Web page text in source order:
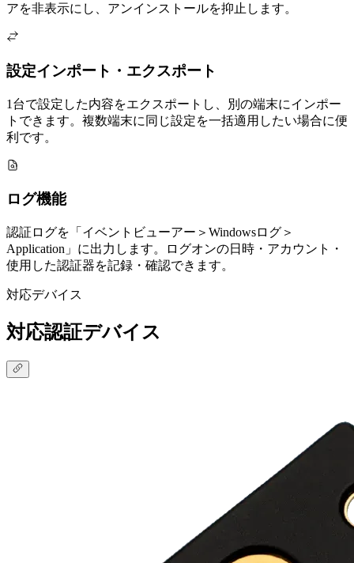
アを非表示にし、アンインストールを抑止します。
設定インポート・エクスポート
1台で設定した内容をエクスポートし、別の端末にインポー
トできます。複数端末に同じ設定を一括適用したい場合に便
利です。
ログ機能
認証ログを「イベントビューアー＞Windowsログ＞
Application」に出力します。ログオンの日時・アカウント・
使用した認証器を記録・確認できます。
対応デバイス
対応認証デバイス